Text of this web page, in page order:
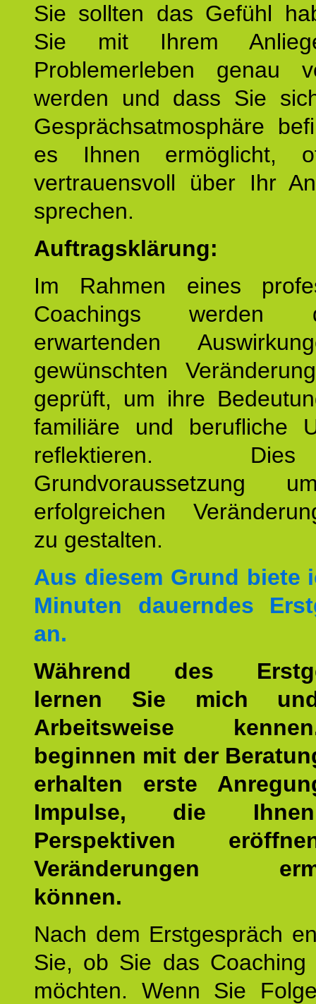
Sie sollten das Gefühl
Sie mit Ihrem
Problemerleben genau
werden und dass Sie
Gesprächsatmosphäre
es Ihnen ermöglicht,
vertrauensvoll über Ihr
sprechen.
Auftragsklärung:
Im Rahmen eines
Coachings
erwartenden
gewünschten
geprüft, um ihre
familiäre und berufliche
reflektieren.
Grundvoraussetzung
erfolgreichen
zu gestalten.
Aus diesem Grund biete
Minuten dauerndes
an.
Während des
lernen Sie mich
Arbeitsweise
beginnen mit der
erhalten erste
Impulse, die
Perspektiven
Veränderungen
können.
Nach dem Erstgespräch
Sie, ob Sie das Coaching
möchten. Wenn Sie